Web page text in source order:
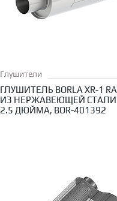
Глушители
ГЛУШИТЕЛЬ BORLA XR-1
ИЗ НЕРЖАВЕЮЩЕЙ СТАЛИ
2.5 ДЮЙМА, BOR-401392